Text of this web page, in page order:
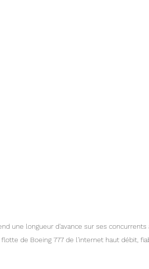
une longueur d'avance sur ses
de Boeing 777 de l'internet haut débit,